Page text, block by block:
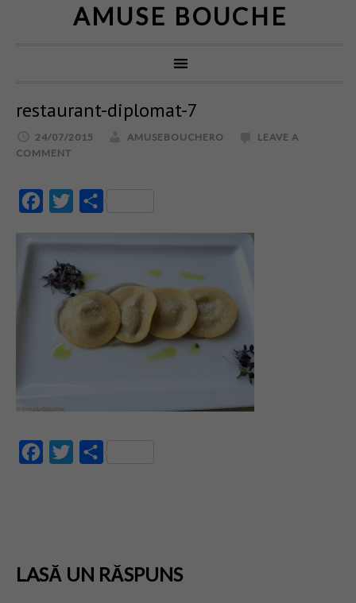
AMUSE BOUCHE
restaurant-diplomat-7
24/07/2015 AMUSEBOUCHERO
LEAVE A
COMMENT
FacebookTwitter
FacebookTwitter
LASĂ UN RĂSPUNS